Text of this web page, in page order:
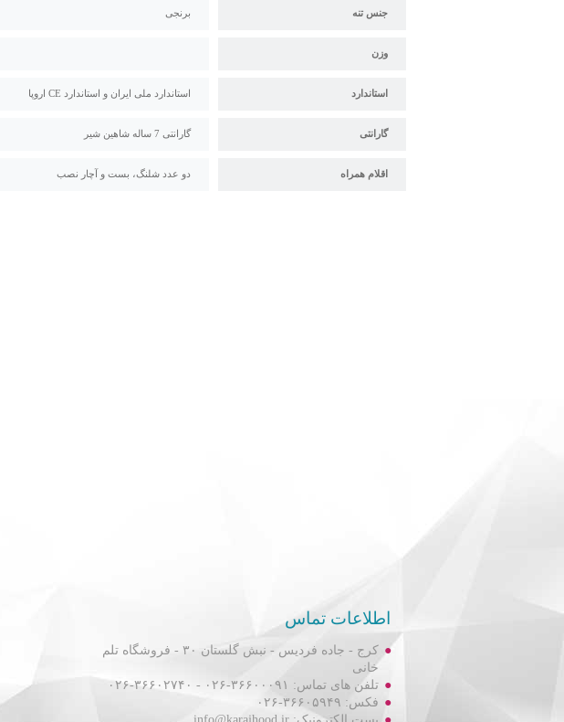
جنس تنه برنجی
وزن
استاندارد استاندارد ملی ایران و استاندارد CE اروپا
گارانتی گارانتی 7 ساله شاهین شیر
اقلام همراه دو عدد شلنگ، بست و آچار نصب
اطلاعات تماس
کرج - جاده فردیس - نبش گلستان ۳۰ - فروشگاه تلم
خانی
تلفن های تماس: ۳۶۶۰۰۰۹۱-۰۲۶ - ۳۶۶۰۲۷۴۰-۰۲۶
فکس: ۳۶۶۰۵۹۴۹-۰۲۶